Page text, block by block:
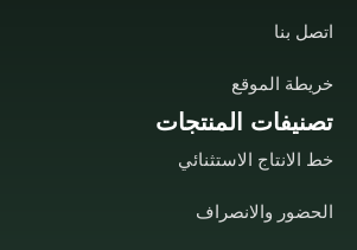
تصنيفات المنتجات
خط الانتاج الاستثنائي
الحضور والانصراف
اتصل بنا
خريطة الموقع